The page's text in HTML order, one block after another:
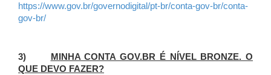
https://www.gov.br/governodigital/pt-br/conta-gov-br/conta-
gov-br/
3)
MINHA CONTA GOV.BR É NÍVEL BRONZE. O
QUE DEVO FAZER?